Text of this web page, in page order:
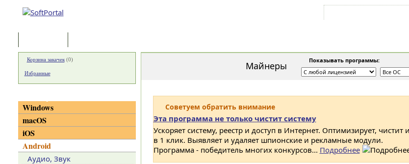
Майнеры Показывать программы:
Советуем обратить внимание
Эта программа не только чистит систему
Ускоряет систему, реестр и доступ в Интернет. Оптимизирует,
в 1 клик. Выявляет и удаляет шпионские и рекламные модули.
Программа - победитель многих конкурсов... Подробнее
Корзина закачек(0)
Избранные
Windows
macOS
iOS
Android
Аудио, Звук